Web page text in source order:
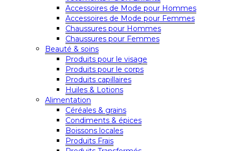
Accessoires de Mode pour Hommes
Accessoires de Mode pour Femmes
Chaussures pour Hommes
Chaussures pour Femmes
Beauté & soins
Produits pour le visage
Produits pour le corps
Produits capillaires
Huiles & Lotions
Alimentation
Céréales & grains
Condiments & épices
Boissons locales
Produits Frais